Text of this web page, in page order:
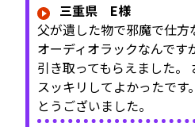
三重県 E様
父が遺した物で邪魔で仕方
オーディオラックなんです
引き取ってもらえました。
スッキリしてよかったです
とうございました。